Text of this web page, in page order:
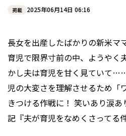
掲載 2025年06月14日 06:16
長女を出産したばかりの新米マ
育児で限界寸前の中、ようやく
かし夫は育児を甘く見ていて
児の大変さを理解させるため「
きつける作戦に！ 笑いあり涙
記『夫が育児をなめくさってる